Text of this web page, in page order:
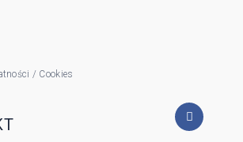
/ Cookies